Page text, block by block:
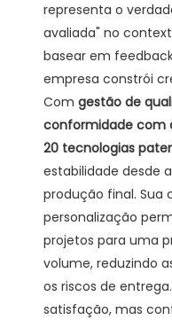
representa o
avaliada" no
basear em
empresa constrói
Com gestão de
conformidade com
20 tecnologias
estabilidade desde
produção final. Sua
personalização
projetos para uma
volume, reduzindo
os riscos de
satisfação, mas